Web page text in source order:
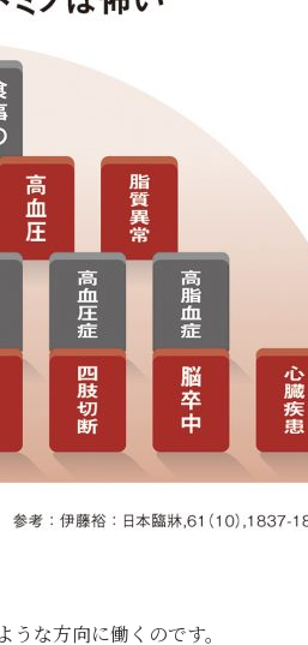
な方向に働くのです。